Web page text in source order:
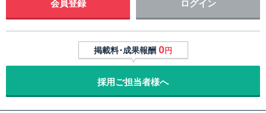
会員登録 ログイン
掲載料･成果報酬 0円
採用ご担当者様へ